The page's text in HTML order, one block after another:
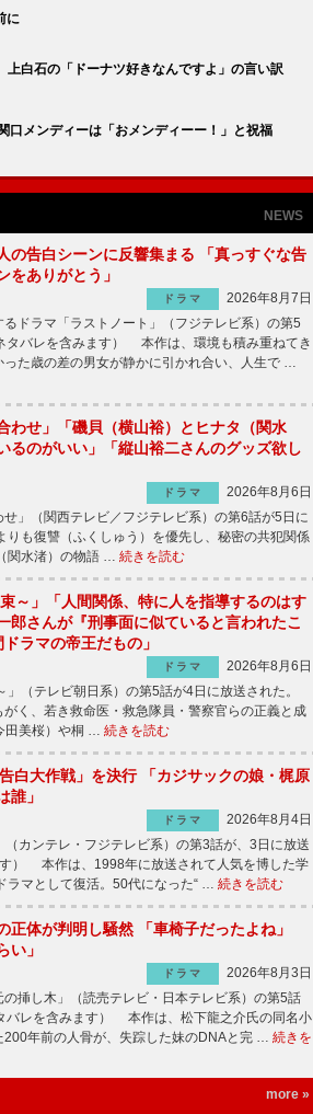
に
白石の「ドーナツ好きなんですよ」の言い訳
口メンディーは「おメンディーー！」と祝福
NEWS
の告白シーンに反響集まる 「真っすぐな告
をありがとう」
ドラマ
2026年8月7日
ドラマ「ラストノート」（フジテレビ系）の第5
タバレを含みます） 本作は、環境も積み重ねてき
た歳の差の男女が静かに引かれ合い、人生で …
わせ」「磯貝（横山裕）とヒナタ（関水
るのがいい」「縦山裕二さんのグッズ欲し
ドラマ
2026年8月6日
」（関西テレビ／フジテレビ系）の第6話が5日に
も復讐（ふくしゅう）を優先し、秘密の共犯関係
関水渚）の物語 … 続きを読む
～」「人間関係、特に人を指導するのはす
郎さんが『刑事面に似ていると言われたこ
ラマの帝王だもの」
ドラマ
2026年8月6日
（テレビ朝日系）の第5話が4日に放送された。
く、若き救命医・救急隊員・警察官らの正義と成
田美桜）や桐 … 続きを読む
白大作戦」を決行 「カジサックの娘・梶原
誰」
ドラマ
2026年8月4日
カンテレ・フジテレビ系）の第3話が、3日に放送
） 本作は、1998年に放送されて人気を博した学
ラマとして復活。50代になった“ … 続きを読む
正体が判明し騒然 「車椅子だったよね」
い」
ドラマ
2026年8月3日
挿し木」（読売テレビ・日本テレビ系）の第5話
バレを含みます） 本作は、松下龍之介氏の同名小
年前の人骨が、失踪した妹のDNAと完 … 続きを
more »